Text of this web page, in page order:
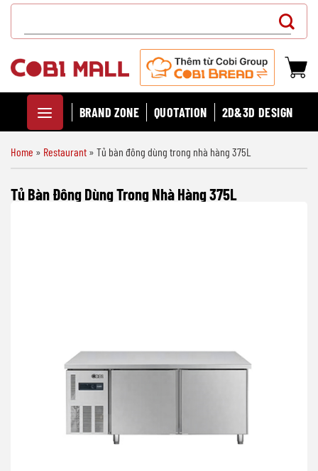
Chuyển
dung
for:
BRAND ZONE QUOTATION 2D&3D DESIGN
Home » Restaurant » Tủ bàn đông dùng trong nhà hàng 375L
Tủ Bàn Đông Dùng Trong Nhà Hàng 375L